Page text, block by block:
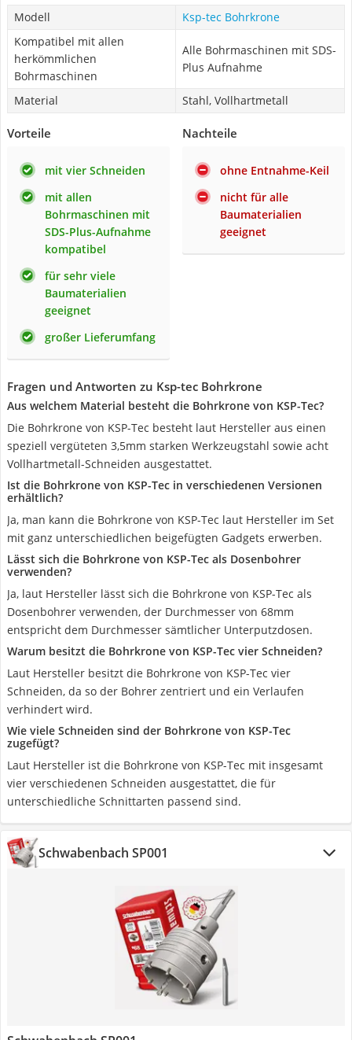
Modell
Ksp-tec Bohrkrone
Kompatibel mit allen
herkömmlichen
Bohrmaschinen
Alle Bohrmaschinen mit SDS-
Plus Aufnahme
Material Stahl, Vollhartmetall
Vorteile
mit vier Schneiden
mit allen
Bohrmaschinen mit
SDS-Plus-Aufnahme
kompatibel
für sehr viele
Baumaterialien
geeignet
großer Lieferumfang
Nachteile
ohne Entnahme-Keil
nicht für alle
Baumaterialien
geeignet
Fragen und Antworten zu Ksp-tec Bohrkrone
Aus welchem Material besteht die Bohrkrone von KSP-Tec?
Die Bohrkrone von KSP-Tec besteht laut Hersteller aus einen
speziell vergüteten 3,5mm starken Werkzeugstahl sowie acht
Vollhartmetall-Schneiden ausgestattet.
Ist die Bohrkrone von KSP-Tec in verschiedenen Versionen
erhältlich?
Ja, man kann die Bohrkrone von KSP-Tec laut Hersteller im Set
mit ganz unterschiedlichen beigefügten Gadgets erwerben.
Lässt sich die Bohrkrone von KSP-Tec als Dosenbohrer
verwenden?
Ja, laut Hersteller lässt sich die Bohrkrone von KSP-Tec als
Dosenbohrer verwenden, der Durchmesser von 68mm
entspricht dem Durchmesser sämtlicher Unterputzdosen.
Warum besitzt die Bohrkrone von KSP-Tec vier Schneiden?
Laut Hersteller besitzt die Bohrkrone von KSP-Tec vier
Schneiden, da so der Bohrer zentriert und ein Verlaufen
verhindert wird.
Wie viele Schneiden sind der Bohrkrone von KSP-Tec
zugefügt?
Laut Hersteller ist die Bohrkrone von KSP-Tec mit insgesamt
vier verschiedenen Schneiden ausgestattet, die für
unterschiedliche Schnittarten passend sind.
Schwabenbach SP001